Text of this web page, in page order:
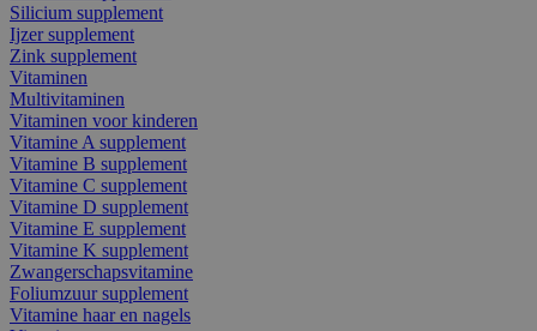
Silicium supplement
Ijzer supplement
Zink supplement
Vitaminen
Multivitaminen
Vitaminen voor kinderen
Vitamine A supplement
Vitamine B supplement
Vitamine C supplement
Vitamine D supplement
Vitamine E supplement
Vitamine K supplement
Zwangerschapsvitamine
Foliumzuur supplement
Vitamine haar en nagels